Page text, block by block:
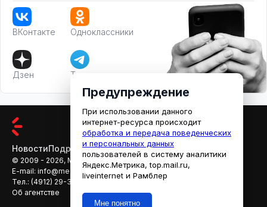
ВКонтакте Одноклассники
Дзен Телеграм
НовостиПодробностиАфишаКино
© 2009 - 2026, МЕДИАРЯЗАНЬ
E-mail: info@mediaryazan.ru
reklama@mediaryazan.ru
Тел.: (4912) 29-33-66
Об агентстве
Предупреждение
При использовании данного
интернет-ресурса происходит
обработка и передача поведенческих
и персональных данных
пользователей в систему аналитики
Яндекс.Метрика, top.mail.ru,
liveinternet и Рамблер
Мне понятно